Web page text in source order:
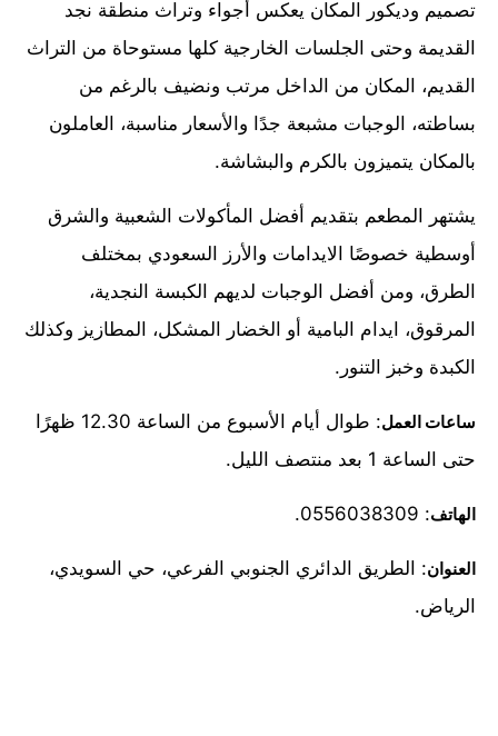
تصميم وديكور المكان يعكس أجواء وتراث منطقة نجد
القديمة وحتى الجلسات الخارجية كلها مستوحاة من التراث
القديم، المكان من الداخل مرتب ونضيف بالرغم من
بساطته، الوجبات مشبعة جدًا والأسعار مناسبة، العاملون
بالمكان يتميزون بالكرم والبشاشة.
يشتهر المطعم بتقديم أفضل المأكولات الشعبية والشرق
أوسطية خصوصًا الايدامات والأرز السعودي بمختلف
الطرق، ومن أفضل الوجبات لديهم الكبسة النجدية،
المرقوق، ايدام البامية أو الخضار المشكل، المطازيز وكذلك
الكبدة وخبز التنور.
ساعات العمل
: طوال أيام الأسبوع من الساعة 12.30 ظهرًا
حتى الساعة 1 بعد منتصف الليل.
الهاتف: 0556038309.
العنوان: الطريق الدائري الجنوبي الفرعي، حي السويدي،
الرياض.